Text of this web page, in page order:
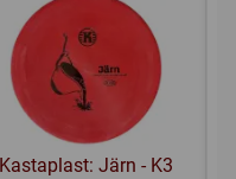
Kastaplast: Järn - K3